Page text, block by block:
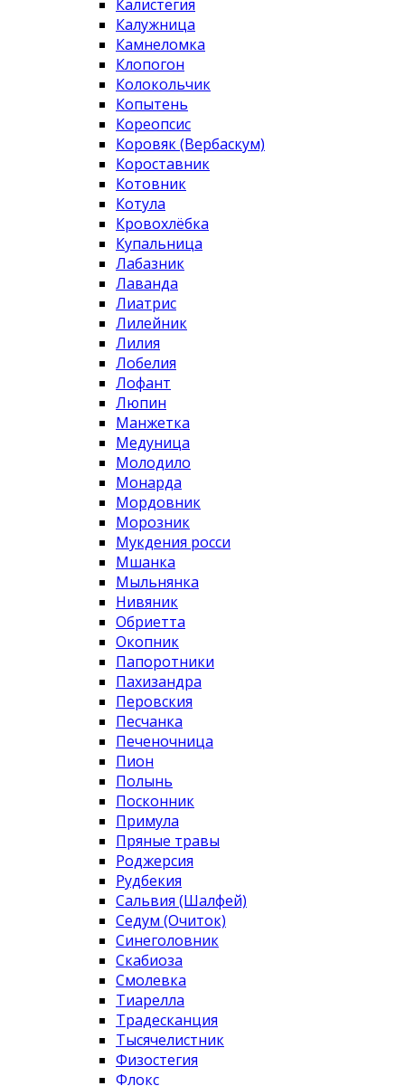
Калистегия
Калужница
Камнеломка
Клопогон
Колокольчик
Копытень
Кореопсис
Коровяк (Вербаскум)
Короставник
Котовник
Котула
Кровохлёбка
Купальница
Лабазник
Лаванда
Лиатрис
Лилейник
Лилия
Лобелия
Лофант
Люпин
Манжетка
Медуница
Молодило
Монарда
Мордовник
Морозник
Мукдения росси
Мшанка
Мыльнянка
Нивяник
Обриетта
Окопник
Папоротники
Пахизандра
Перовския
Песчанка
Печеночница
Пион
Полынь
Посконник
Примула
Пряные травы
Роджерсия
Рудбекия
Сальвия (Шалфей)
Седум (Очиток)
Синеголовник
Скабиоза
Смолевка
Тиарелла
Традесканция
Тысячелистник
Физостегия
Флокс